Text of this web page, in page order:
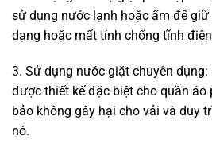
sử dụng nước lạnh hoặc ấm để
dạng hoặc mất tính chống tĩnh
3. Sử dụng nước giặt chuyên
được thiết kế đặc biệt cho quần áo
bảo không gây hại cho vải và duy
nó.